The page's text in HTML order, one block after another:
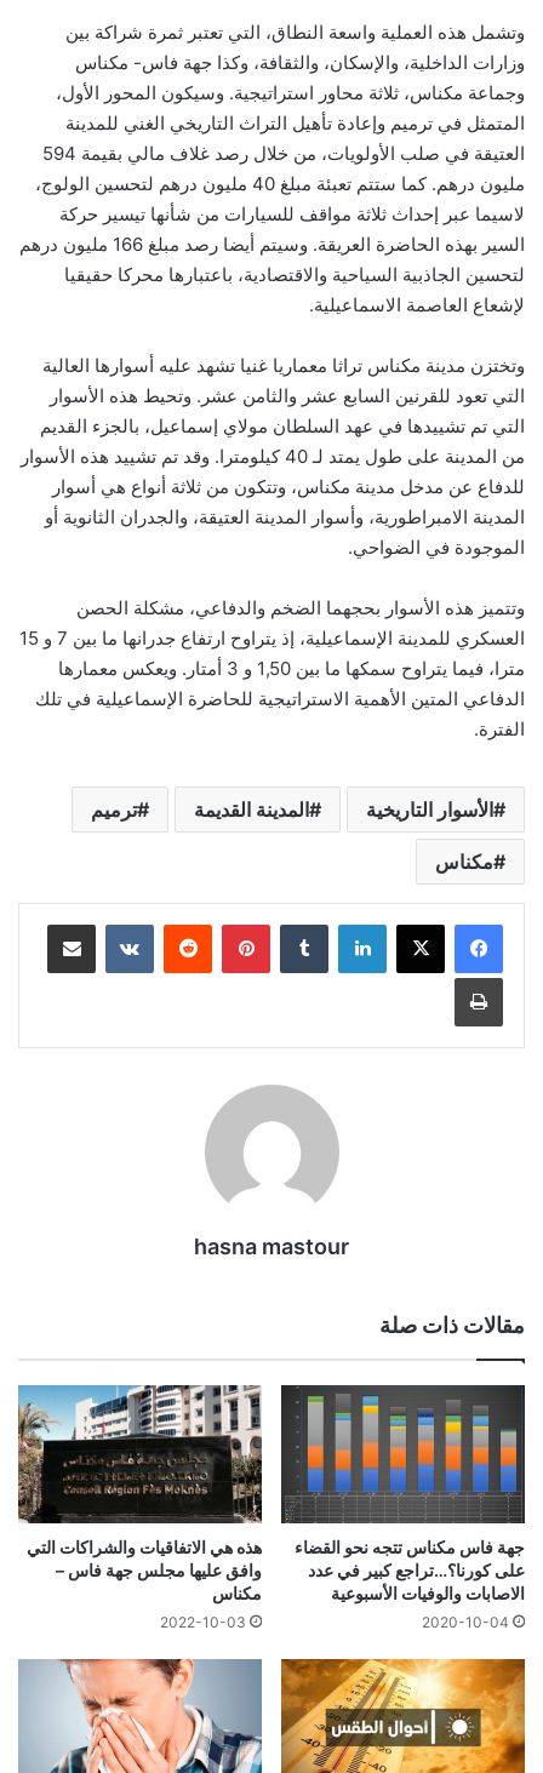
وتشمل هذه العملية واسعة النطاق، التي تعتبر ثمرة شراكة بين
وزارات الداخلية، والإسكان، والثقافة، وكذا جهة فاس- مكناس
وجماعة مكناس، ثلاثة محاور استراتيجية. وسيكون المحور الأول،
المتمثل في ترميم وإعادة تأهيل التراث التاريخي الغني للمدينة
العتيقة في صلب الأولويات، من خلال رصد غلاف مالي بقيمة 594
مليون درهم. كما ستتم تعبئة مبلغ 40 مليون درهم لتحسين الولوج،
لاسيما عبر إحداث ثلاثة مواقف للسيارات من شأنها تيسير حركة
السير بهذه الحاضرة العريقة. وسيتم أيضا رصد مبلغ 166 مليون درهم
لتحسين الجاذبية السياحية والاقتصادية، باعتبارها محركا حقيقيا
لإشعاع العاصمة الاسماعيلية.
وتختزن مدينة مكناس تراثا معماريا غنيا تشهد عليه أسوارها العالية
التي تعود للقرنين السابع عشر والثامن عشر. وتحيط هذه الأسوار
التي تم تشييدها في عهد السلطان مولاي إسماعيل، بالجزء القديم
من المدينة على طول يمتد لـ 40 كيلومترا. وقد تم تشييد هذه الأسوار
للدفاع عن مدخل مدينة مكناس، وتتكون من ثلاثة أنواع هي أسوار
المدينة الامبراطورية، وأسوار المدينة العتيقة، والجدران الثانوية أو
الموجودة في الضواحي.
وتتميز هذه الأسوار بحجهما الضخم والدفاعي، مشكلة الحصن
العسكري للمدينة الإسماعيلية، إذ يتراوح ارتفاع جدرانها ما بين 7 و 15
مترا، فيما يتراوح سمكها ما بين 1,50 و 3 أمتار. ويعكس معمارها
الدفاعي المتين الأهمية الاستراتيجية للحاضرة الإسماعيلية في تلك
الفترة.
الأسوار التاريخية المدينة القديمة ترميم
مكناس
لينكدإن بينتيريست مشاركة عبر البريد
طباعة
hasna mastour
مقالات ذات صلة
جهة فاس مكناس تتجه نحو القضاء
على كورنا؟…تراجع كبير في عدد
الاصابات والوفيات الأسبوعية
2020-10-04
هذه هي الاتفاقيات والشراكات التي
وافق عليها مجلس جهة فاس –
مكناس
2022-10-03